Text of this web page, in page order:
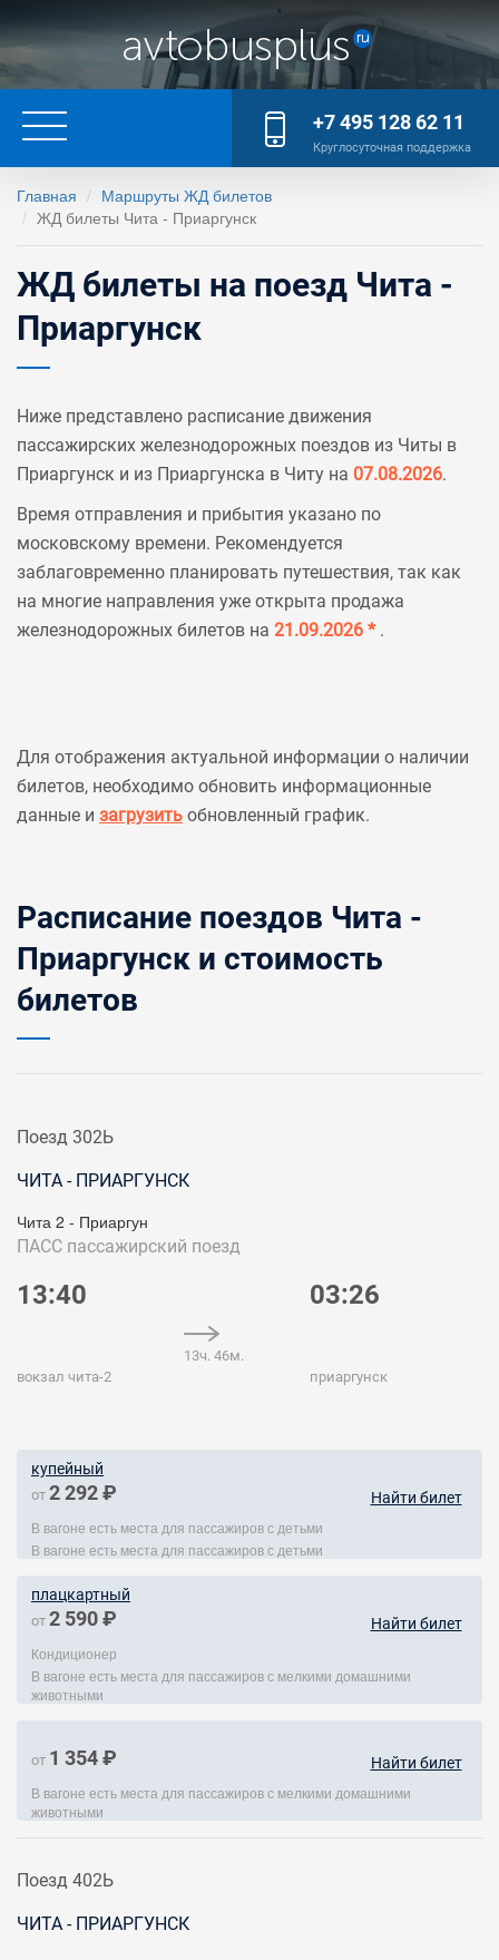
+7 495 128 62 11
Круглосуточная поддержка
Главная
Маршруты ЖД билетов
ЖД билеты Чита - Приаргунск
ЖД билеты на поезд Чита -
Приаргунск
Ниже представлено расписание движения
пассажирских железнодорожных поездов из Читы в
Приаргунск и из Приаргунска в Читу на 07.08.2026.
Время отправления и прибытия указано по
московскому времени. Рекомендуется
заблаговременно планировать путешествия, так как
на многие направления уже открыта продажа
железнодорожных билетов на 21.09.2026 * .
Для отображения актуальной информации о наличии
билетов, необходимо обновить информационные
данные и загрузить обновленный график.
Расписание поездов Чита -
Приаргунск и стоимость
билетов
Поезд 302Ь
ЧИТА - ПРИАРГУНСК
Чита 2 - Приаргун
ПАСС пассажирский поезд
13:40
вокзал чита-2
13ч. 46м.
03:26
приаргунск
купейный
от 2 292 ₽ Найти билет
В вагоне есть места для пассажиров с детьми
В вагоне есть места для пассажиров с детьми
плацкартный
от 2 590 ₽ Найти билет
Кондиционер
В вагоне есть места для пассажиров с мелкими домашними
животными
от 1 354 ₽ Найти билет
В вагоне есть места для пассажиров с мелкими домашними
животными
Поезд 402Ь
ЧИТА - ПРИАРГУНСК